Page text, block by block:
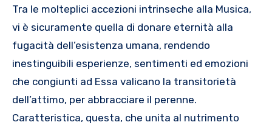
Tra le molteplici accezioni intrinseche alla Musica,
vi è sicuramente quella di donare eternità alla
fugacità dell’esistenza umana, rendendo
inestinguibili esperienze, sentimenti ed emozioni
che congiunti ad Essa valicano la transitorietà
dell’attimo, per abbracciare il perenne.
Caratteristica, questa, che unita al nutrimento